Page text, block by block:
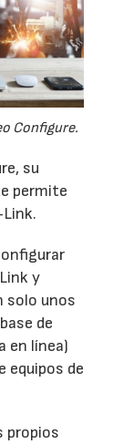
Configure.
su
permite
y
solo unos
de
en línea)
equipos de
propios